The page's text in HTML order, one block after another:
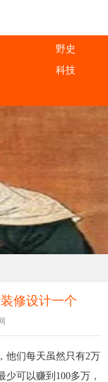
野史
科技
修设计一个
他们每天虽然只有2万
可以赚到100多万，